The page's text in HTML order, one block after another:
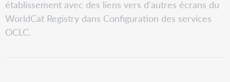
tant
que
PDF
établissement avec des liens vers d'autres écrans du
WorldCat Registry dans Configuration des services
OCLC.